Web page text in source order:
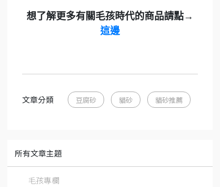
想了解更多有關毛孩時代的商品請點→
這邊
文章分類 豆腐砂 貓砂 貓砂推薦
所有文章主題
毛孩專欄